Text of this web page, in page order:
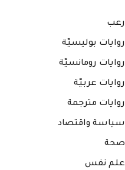
رعب
روايات بوليسيّة
روايات رومانسيّة
روايات عربيّة
روايات مترجمة
سياسة واقتصاد
صحة
علم نفس